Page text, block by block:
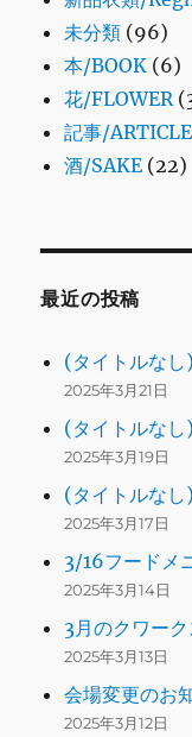
未分類 (96)
本/BOOK (6)
花/FLOWER
記事/
酒/SAKE (22)
最近の投稿
(タイトルなし)
2025年3月21日
(タイトルなし)
2025年3月19日
(タイトルなし)
2025年3月17日
3/16フードメ
2025年3月14日
3月のクワー
2025年3月13日
会場変更のお
2025年3月12日